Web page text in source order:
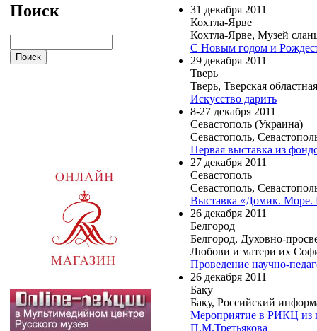
Поиск
31 декабря 2011
Кохтла-Ярве
Кохтла-Ярве, Музей
С Новым годом и
29 декабря 2011
Тверь
Тверь, Тверская
Искусство дарить
8-27 декабря 2011
Севастополь (Украина)
Севастополь,
Первая выставка из
27 декабря 2011
Севастополь
Севастополь,
Выставка «Домик. Море.
26 декабря 2011
Белгород
Белгород, Духовно-
Любови и матери их
Проведение научно-
26 декабря 2011
Баку
Баку, Российский
Мероприятие в РИКЦ из
П.М.Третьякова